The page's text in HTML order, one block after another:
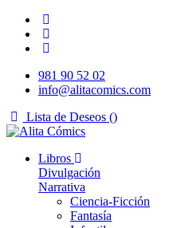
981 90 52 02
info@alitacomics.com
Lista de Deseos ()
Libros
Divulgación
Narrativa
Ciencia-Ficción
Fantasía